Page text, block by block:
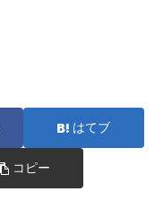
はてブ
コピー